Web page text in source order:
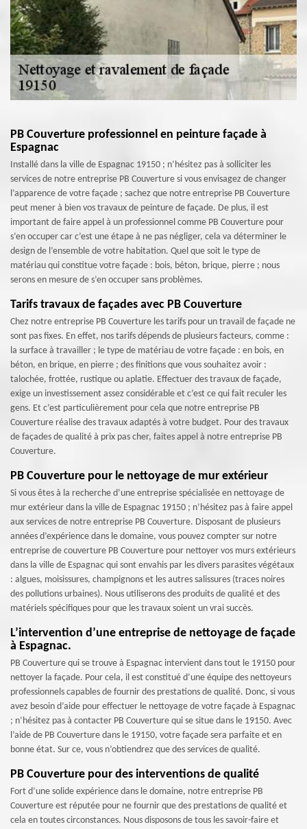
PB Couverture professionnel en peinture façade à
Espagnac
Installé dans la ville de Espagnac 19150 ; n’hésitez pas à solliciter les
services de notre entreprise PB Couverture si vous envisagez de changer
l’apparence de votre façade ; sachez que notre entreprise PB Couverture
peut mener à bien vos travaux de peinture de façade. De plus, il est
important de faire appel à un professionnel comme PB Couverture pour
s’en occuper car c’est une étape à ne pas négliger, cela va déterminer le
design de l’ensemble de votre habitation. Quel que soit le type de
matériau qui constitue votre façade : bois, béton, brique, pierre ; nous
serons en mesure de s’en occuper sans problèmes.
Tarifs travaux de façades avec PB Couverture
Chez notre entreprise PB Couverture les tarifs pour un travail de façade ne
sont pas fixes. En effet, nos tarifs dépends de plusieurs facteurs, comme :
la surface à travailler ; le type de matériau de votre façade : en bois, en
béton, en brique, en pierre ; des finitions que vous souhaitez avoir :
talochée, frottée, rustique ou aplatie. Effectuer des travaux de façade,
exige un investissement assez considérable et c’est ce qui fait reculer les
gens. Et c’est particulièrement pour cela que notre entreprise PB
Couverture réalise des travaux adaptés à votre budget. Pour des travaux
de façades de qualité à prix pas cher, faites appel à notre entreprise PB
Couverture.
PB Couverture pour le nettoyage de mur extérieur
Si vous êtes à la recherche d’une entreprise spécialisée en nettoyage de
mur extérieur dans la ville de Espagnac 19150 ; n’hésitez pas à faire appel
aux services de notre entreprise PB Couverture. Disposant de plusieurs
années d’expérience dans le domaine, vous pouvez compter sur notre
entreprise de couverture PB Couverture pour nettoyer vos murs extérieurs
dans la ville de Espagnac qui sont envahis par les divers parasites végétaux
: algues, moisissures, champignons et les autres salissures (traces noires
des pollutions urbaines). Nous utiliserons des produits de qualité et des
matériels spécifiques pour que les travaux soient un vrai succès.
L’intervention d’une entreprise de nettoyage de façade
à Espagnac.
PB Couverture qui se trouve à Espagnac intervient dans tout le 19150 pour
nettoyer la façade. Pour cela, il est constitué d’une équipe des nettoyeurs
professionnels capables de fournir des prestations de qualité. Donc, si vous
avez besoin d’aide pour effectuer le nettoyage de votre façade à Espagnac
; n’hésitez pas à contacter PB Couverture qui se situe dans le 19150. Avec
l’aide de PB Couverture dans le 19150, votre façade sera parfaite et en
bonne état. Sur ce, vous n’obtiendrez que des services de qualité.
PB Couverture pour des interventions de qualité
Fort d’une solide expérience dans le domaine, notre entreprise PB
Couverture est réputée pour ne fournir que des prestations de qualité et
cela en toutes circonstances. Nous disposons de tous les savoir-faire et